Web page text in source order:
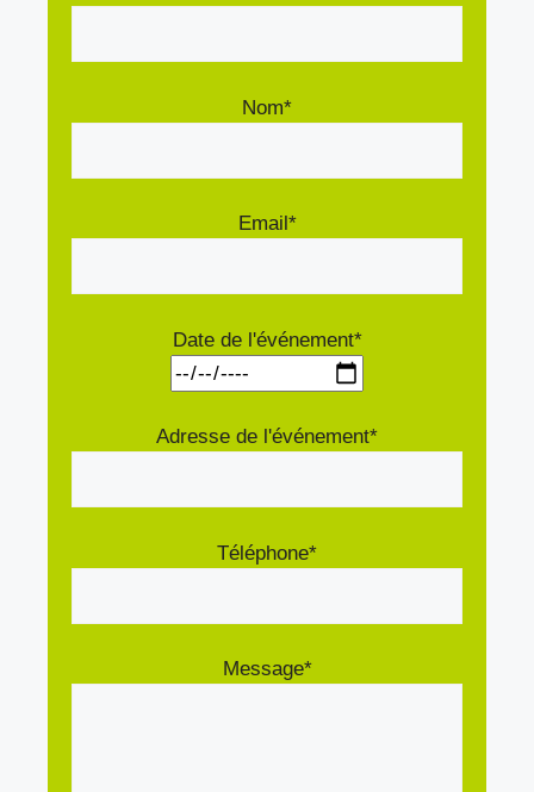
Nom*
Email*
Date de l'événement*
Adresse de l'événement*
Téléphone*
Message*